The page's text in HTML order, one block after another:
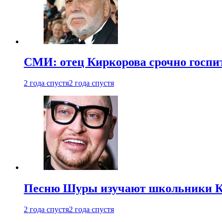
СМИ: отец Киркорова срочно
2 года спустя2 года спустя
Песню Шуры изучают школьники
2 года спустя2 года спустя